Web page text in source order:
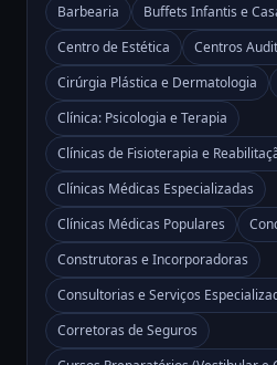
Barbearia
Buffets Infantis e
Centro de Estética
Centros
Cirúrgia Plástica e Dermatologia
Clínica: Psicologia e Terapia
Clínicas de Fisioterapia e
Clínicas Médicas Especializadas
Clínicas Médicas Populares
Construtoras e Incorporadoras
Consultorias e Serviços
Corretoras de Seguros